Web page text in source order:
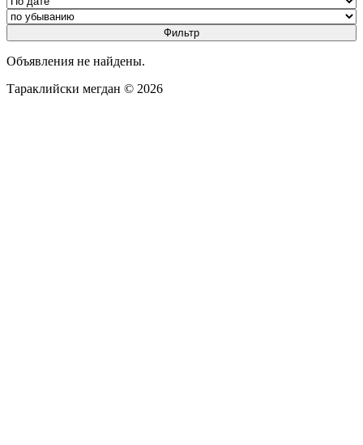
Объявления не найдены.
Тараклийски мегдан © 2026